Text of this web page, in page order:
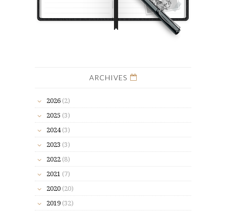
ARCHIVES
2026 (2)
2025 (3)
2024(3)
2023 (3)
2022 (8)
2021 (7)
2020 (20)
2019 (32)